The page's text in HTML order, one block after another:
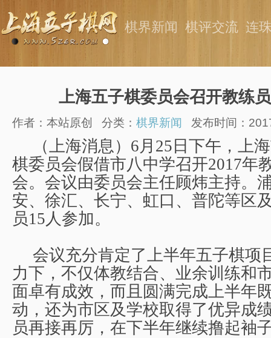
棋界新闻 棋评交流 连
上海五子棋委员会召开教练
作者：本站原创 分类： 棋界新闻 发布时间：
（上海消息） 6月 25 日下午，上
棋委员会假借市八中学召开2017年
会。会议由委员会主任顾炜主持。
安、徐汇、长宁、虹口、普陀等区
员15人参加。
会议充分肯定了上半年五子棋项
力下，不仅体教结合、业余训练和
面卓有成效，而且圆满完成上半年
动，还为市区及学校取得了优异成
员再接再厉，在下半年继续撸起袖